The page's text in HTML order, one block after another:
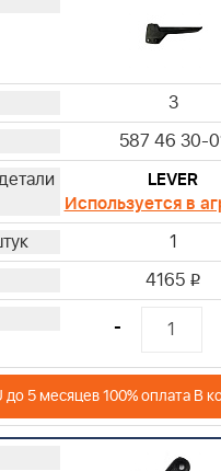
3
587 46 30-
LEVER
Используется в
1
4165 i
-
до 5 месяцев 100% оплата В